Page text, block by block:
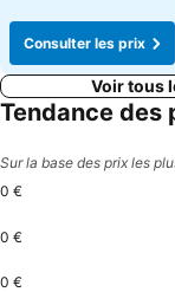
Consulter les prix
Voir tous
Tendance des
Sur la base des prix les
0 €
0 €
0 €